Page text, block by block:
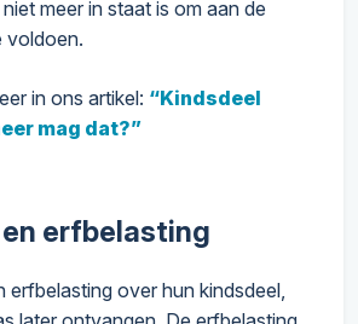
meer in staat is om aan de
voldoen.
in ons artikel: “Kindsdeel
mag dat?”
erfbelasting
erfbelasting over hun kindsdeel,